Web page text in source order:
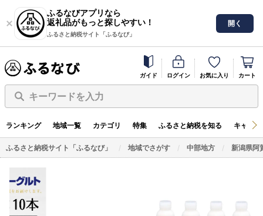
ふるなびアプリなら
返礼品がもっと探しやすい！
ふるさと納税サイト「ふるなび」
開く
ガイド ログイン お気に入り カート
キーワードを入力
ランキング 地域一覧 カテゴリ 特集 ふるさと納税を知る キャン
ふるさと納税サイト「ふるなび」 地域でさがす 中部地方 新潟県阿